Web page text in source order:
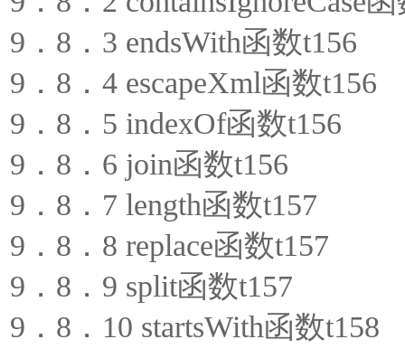
9．8．3 endsWith函数t156
9．8．4 escapeXml函数t156
9．8．5 indexOf函数t156
9．8．6 join函数t156
9．8．7 length函数t157
9．8．8 replace函数t157
9．8．9 split函数t157
9．8．10 startsWith函数t158